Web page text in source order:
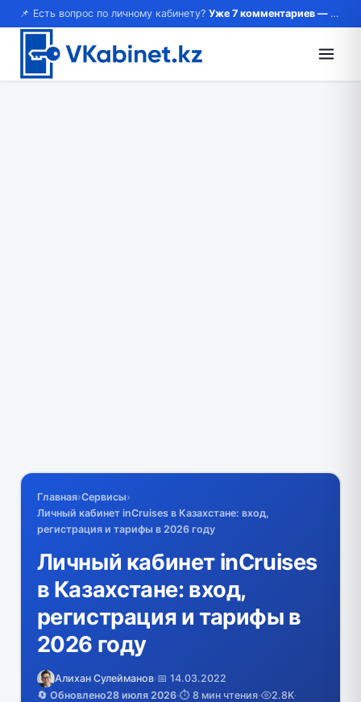
📌 Есть вопрос по личному кабинету? Уже 7 комментариев — возможно, ответ там!
Главная›Сервисы›
Личный кабинет inCruises в Казахстане: вход,
регистрация и тарифы в 2026 году
Личный кабинет inCruises
в Казахстане: вход,
регистрация и тарифы в
2026 году
Алихан Сулейманов·📅 14.03.2022
🔄 Обновлено28 июля 2026·⏱️ 8 мин чтения· 2.8K·